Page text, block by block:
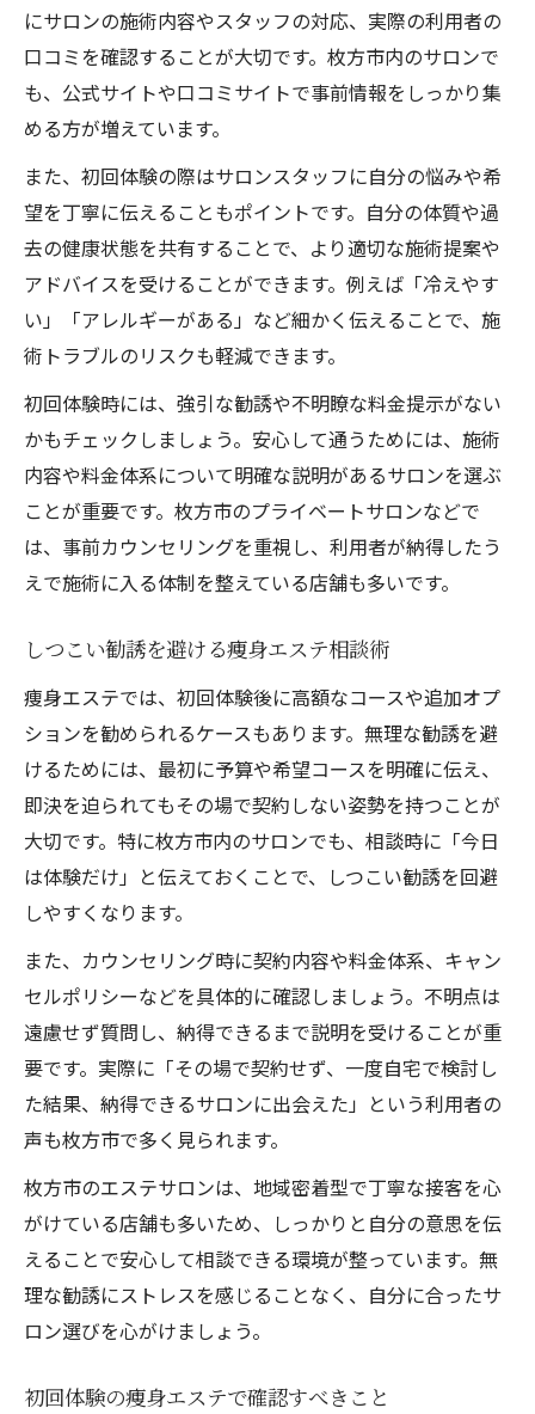
にサロンの施術内容やスタッフの対応、実際の利用者の
口コミを確認することが大切です。枚方市内のサロンで
も、公式サイトや口コミサイトで事前情報をしっかり集
める方が増えています。
また、初回体験の際はサロンスタッフに自分の悩みや希
望を丁寧に伝えることもポイントです。自分の体質や過
去の健康状態を共有することで、より適切な施術提案や
アドバイスを受けることができます。例えば「冷えやす
い」「アレルギーがある」など細かく伝えることで、施
術トラブルのリスクも軽減できます。
初回体験時には、強引な勧誘や不明瞭な料金提示がない
かもチェックしましょう。安心して通うためには、施術
内容や料金体系について明確な説明があるサロンを選ぶ
ことが重要です。枚方市のプライベートサロンなどで
は、事前カウンセリングを重視し、利用者が納得したう
えで施術に入る体制を整えている店舗も多いです。
しつこい勧誘を避ける痩身エステ相談術
痩身エステでは、初回体験後に高額なコースや追加オプ
ションを勧められるケースもあります。無理な勧誘を避
けるためには、最初に予算や希望コースを明確に伝え、
即決を迫られてもその場で契約しない姿勢を持つことが
大切です。特に枚方市内のサロンでも、相談時に「今日
は体験だけ」と伝えておくことで、しつこい勧誘を回避
しやすくなります。
また、カウンセリング時に契約内容や料金体系、キャン
セルポリシーなどを具体的に確認しましょう。不明点は
遠慮せず質問し、納得できるまで説明を受けることが重
要です。実際に「その場で契約せず、一度自宅で検討し
た結果、納得できるサロンに出会えた」という利用者の
声も枚方市で多く見られます。
枚方市のエステサロンは、地域密着型で丁寧な接客を心
がけている店舗も多いため、しっかりと自分の意思を伝
えることで安心して相談できる環境が整っています。無
理な勧誘にストレスを感じることなく、自分に合ったサ
ロン選びを心がけましょう。
初回体験の痩身エステで確認すべきこと